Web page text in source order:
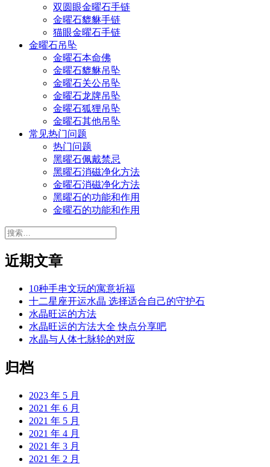
双圆眼金曜石手链
金曜石貔貅手链
猫眼金曜石手链
金曜石吊坠
金曜石本命佛
金曜石貔貅吊坠
金曜石关公吊坠
金曜石龙牌吊坠
金曜石狐狸吊坠
金曜石其他吊坠
常见热门问题
热门问题
黑曜石佩戴禁忌
黑曜石消磁净化方法
金曜石消磁净化方法
黑曜石的功能和作用
金曜石的功能和作用
搜
近期文章
10种手串文玩的寓意祈福
十二星座开运水晶 选择适合自己的守护石
水晶旺运的方法
水晶旺运的方法大全 快点分享吧
水晶与人体七脉轮的对应
归档
2023 年 5 月
2021 年 6 月
2021 年 5 月
2021 年 4 月
2021 年 3 月
2021 年 2 月